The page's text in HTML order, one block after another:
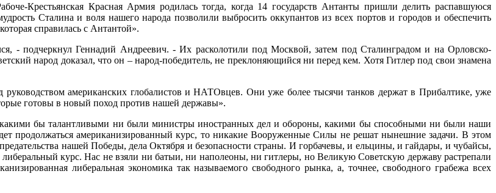
Крестьянская Красная Армия родилась тогда, когда 14 государств Антанты пришли делить распавшуюся
Сталина и воля нашего народа позволили выбросить оккупантов из всех портов и городов и обеспечить
справилась с Антантой».
- подчеркнул Геннадий Андреевич. - Их расколотили под Москвой, затем под Сталинградом и на Орловско-
народ доказал, что он – народ-победитель, не преклоняющийся ни перед кем. Хотя Гитлер под свои знамена
американских глобалистов и НАТОвцев. Они уже более тысячи танков держат в Прибалтике, уже
готовы в новый поход против нашей державы».
бы талантливыми ни были министры иностранных дел и обороны, какими бы способными ни были наши
продолжаться американизированный курс, то никакие Вооруженные Силы не решат нынешние задачи. В этом
нашей Победы, дела Октября и безопасности страны. И горбачевы, и ельцины, и гайдары, и чубайсы,
курс. Нас не взяли ни батыи, ни наполеоны, ни гитлеры, но Великую Советскую державу растрепали
либеральная экономика так называемого свободного рынка, а, точнее, свободного грабежа всех